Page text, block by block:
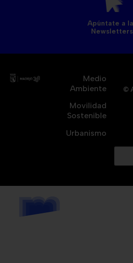
Apúntate a
Newsletters
Medio
Ambiente
Movilidad
Sostenible
Urbanismo
©